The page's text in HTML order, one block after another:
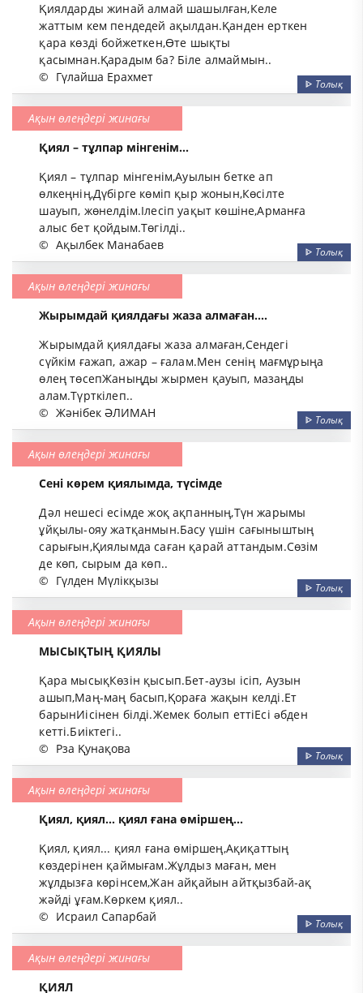
Қиялдарды жинай алмай шашылған,Келе
жаттым кем пендедей ақылдан.Қанден ерткен
қара көзді бойжеткен,Өте шықты
қасымнан.Қарадым ба? Біле алмаймын..
© Гүлайша Ерахмет ᐈ Толық
Ақын өлеңдері жинағы
Қиял – тұлпар мінгенім...
Қиял – тұлпар мінгенім,Ауылын бетке ап
өлкеңнің,Дүбірге көміп қыр жонын,Көсілте
шауып, жөнелдім.Ілесіп уақыт көшіне,Арманға
алыс бет қойдым.Төгілді..
© Ақылбек Манабаев ᐈ Толық
Ақын өлеңдері жинағы
Жырымдай қиялдағы жаза алмаған....
Жырымдай қиялдағы жаза алмаған,Сендегі
сүйкім ғажап, ажар – ғалам.Мен сенің мағмұрыңа
өлең төсепЖаныңды жырмен қауып, мазаңды
алам.Түрткілеп..
© Жәнібек ӘЛИМАН ᐈ Толық
Ақын өлеңдері жинағы
Сені көрем қиялымда, түсімде
Дәл нешесі есімде жоқ ақпанның,Түн жарымы
ұйқылы-ояу жатқанмын.Басу үшін сағыныштың
сарығын,Қиялымда саған қарай аттандым.Сөзім
де көп, сырым да көп..
© Гүлден Мүлікқызы ᐈ Толық
Ақын өлеңдері жинағы
МЫСЫҚТЫҢ ҚИЯЛЫ
Қара мысықКөзін қысып.Бет-аузы ісіп, Аузын
ашып,Маң-маң басып,Қораға жақын келді.Ет
барынИісінен білді.Жемек болып еттіЕсі əбден
кетті.Биіктегі..
© Рза Қунақова ᐈ Толық
Ақын өлеңдері жинағы
Қиял, қиял... қиял ғана өміршең...
Қиял, қиял... қиял ғана өміршең,Ақиқаттың
көздерінен қаймығам.Жұлдыз маған, мен
жұлдызға көрінсем,Жан айқайын айтқызбай-ақ
жәйді ұғам.Көркем қиял..
© Исраил Сапарбай ᐈ Толық
Ақын өлеңдері жинағы
ҚИЯЛ